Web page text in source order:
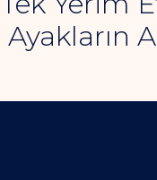
Ayakların